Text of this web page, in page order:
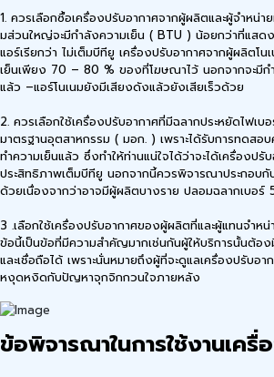
1. ควรเลือกซื้อเครื่องปรับอากาศจากผู้ผลิตและผู้จำหน่าย
มส่วนใหญ่จะมีกำลังความเย็น ( BTU ) น้อยกว่าที่แสด
แอร์เรียกว่า ไม่เต็มบีทียู เครื่องปรับอากาศจากผู้ผลิตโ
เย็นเพียง 70 – 80 % ของที่โฆษณาไว้ นอกจากจะมีก
แล้ว –แอร์โนเนมยังมีเสียงดังแล้วยังเสียเร็วด้วย
2. ควรเลือกใช้เครื่องปรับอากาศที่มีฉลากประหยัดไฟเบ
มาตรฐานอุตสาหกรรม ( มอก. ) เพราะได้รับการทดสอบ
ทำความเย็นแล้ว ซึ่งทำให้ท่านแน่ใจได้ว่าจะได้เครื่องปรั
ประสิทธิภาพเต็มบีทียู นอกจากนี้ควรพิจารณาประกอบกั
ด้วยเนื่องจากว่าอาจมีผู้ผลิตบางราย ปลอมฉลากเบอร์
3 .เลือกใช้เครื่องปรับอากาศของผู้ผลิตที่และผู้แทนจำห
ข้อนี้เป็นข้อที่มีความสำคัญมากเช่นกันผู้ให้บริการนั้นต้อ
และเชื่อถือได้ เพราะนั่นหมายถึงผู้ที่จะดูแลเครื่องปรับอ
หงุดหงิดกับปัญหาจุกจิกกวนใจภายหลัง
ข้อพิจารณาในการใช้งานเครื่